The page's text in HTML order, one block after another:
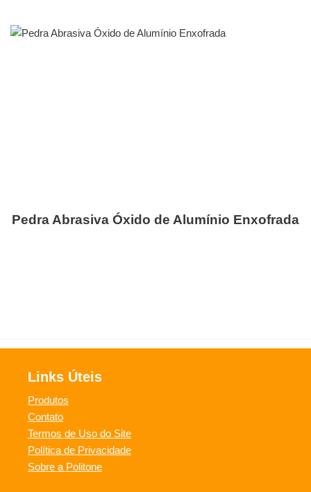
Pedra Abrasiva Óxido de Alumínio Enxofrada
Links Úteis
Produtos
Contato
Termos de Uso do Site
Política de Privacidade
Sobre a Politone